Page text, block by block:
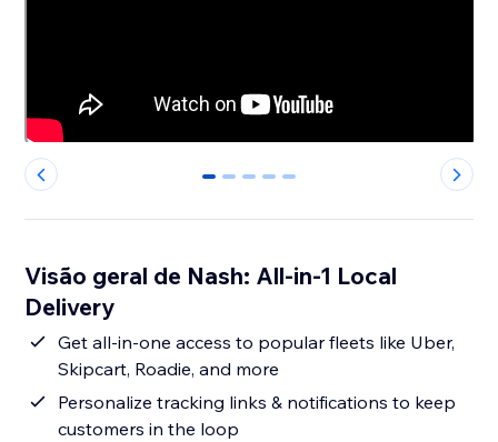
0 1 2 3 4
Visão geral de Nash: All-in-1 Local
Delivery
Get all-in-one access to popular fleets like Uber,
Skipcart, Roadie, and more
Personalize tracking links & notifications to keep
customers in the loop